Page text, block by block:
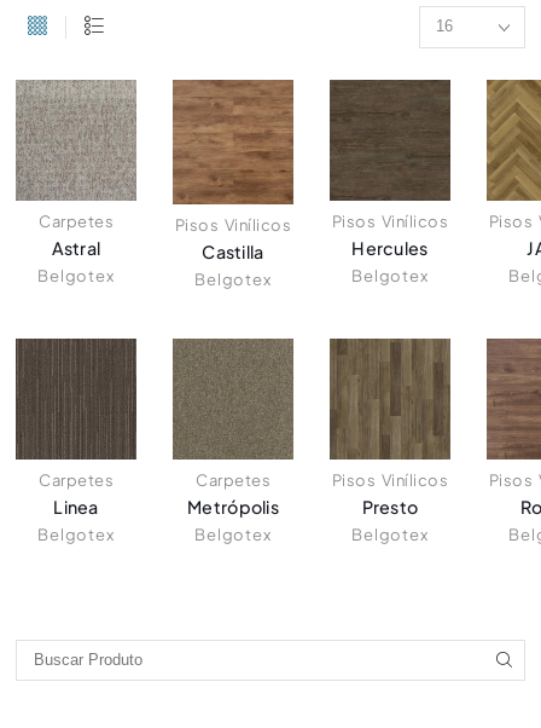
Carpetes
Astral
Belgotex
Pisos Vinílicos
Castilla
Belgotex
Pisos Vinílicos
Hercules
Belgotex
Pisos
Carpetes
Linea
Belgotex
Carpetes
Metrópolis
Belgotex
Pisos Vinílicos
Presto
Belgotex
Pisos